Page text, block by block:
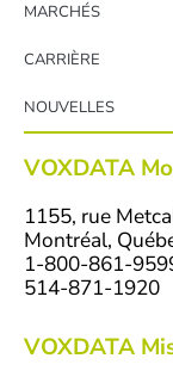
MARCHÉS
CARRIÈRE
NOUVELLES
VOXDATA
1155, rue
Montréal,
1-800-861-
514-871-1920
VOXDATA